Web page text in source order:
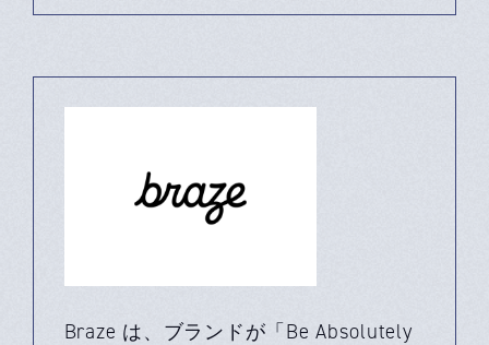
Braze は、ブランドが「Be Absolutely